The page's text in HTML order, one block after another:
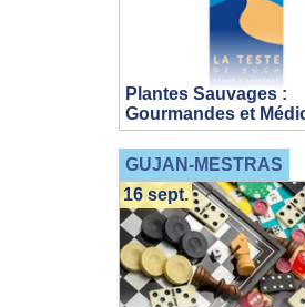
Plantes Sauvages :
Gourmandes et
GUJAN-MESTRAS
16 sept.